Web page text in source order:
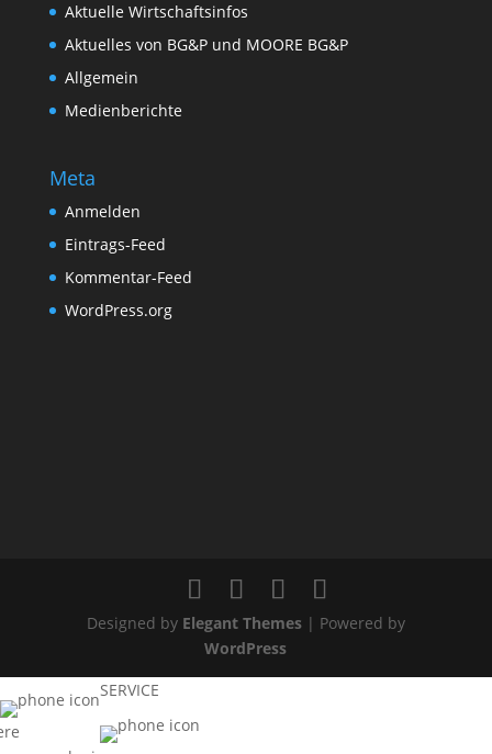
Aktuelle Wirtschaftsinfos
Aktuelles von BG&P und MOORE BG&P
Allgemein
Medienberichte
Meta
Anmelden
Eintrags-Feed
Kommentar-Feed
WordPress.org
Designed by Elegant Themes| Powered by
WordPress
SERVICE